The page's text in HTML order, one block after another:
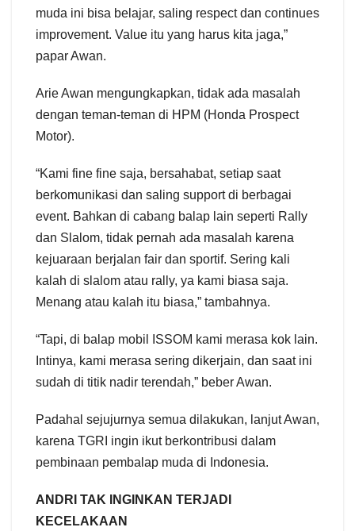
muda ini bisa belajar, saling respect dan continues
improvement. Value itu yang harus kita jaga,”
papar Awan.
Arie Awan mengungkapkan, tidak ada masalah
dengan teman-teman di HPM (Honda Prospect
Motor).
“Kami fine fine saja, bersahabat, setiap saat
berkomunikasi dan saling support di berbagai
event. Bahkan di cabang balap lain seperti Rally
dan Slalom, tidak pernah ada masalah karena
kejuaraan berjalan fair dan sportif. Sering kali
kalah di slalom atau rally, ya kami biasa saja.
Menang atau kalah itu biasa,” tambahnya.
“Tapi, di balap mobil ISSOM kami merasa kok lain.
Intinya, kami merasa sering dikerjain, dan saat ini
sudah di titik nadir terendah,” beber Awan.
Padahal sejujurnya semua dilakukan, lanjut Awan,
karena TGRI ingin ikut berkontribusi dalam
pembinaan pembalap muda di Indonesia.
ANDRI TAK INGINKAN TERJADI
KECELAKAAN